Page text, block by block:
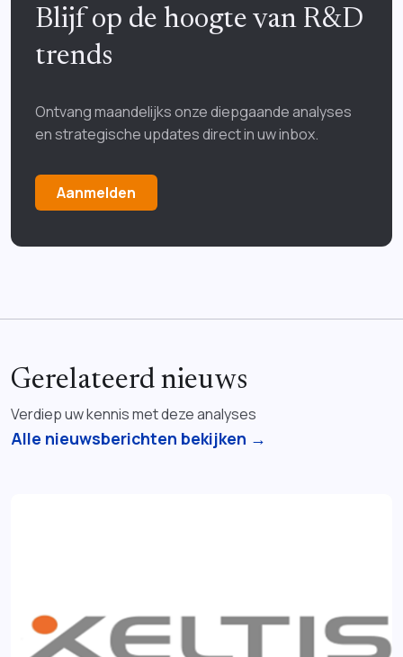
Blijf op de hoogte van R&D
trends
Ontvang maandelijks onze diepgaande analyses
en strategische updates direct in uw inbox.
Aanmelden
Gerelateerd nieuws
Verdiep uw kennis met deze analyses
Alle nieuwsberichten bekijken →